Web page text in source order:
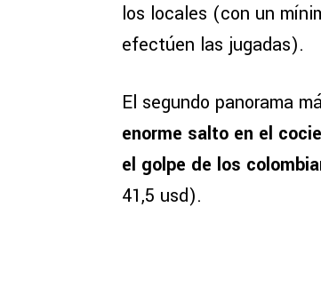
los locales (con un
efectúen las jugadas).
El segundo panorama
enorme salto en el
el golpe de los
41,5 usd).